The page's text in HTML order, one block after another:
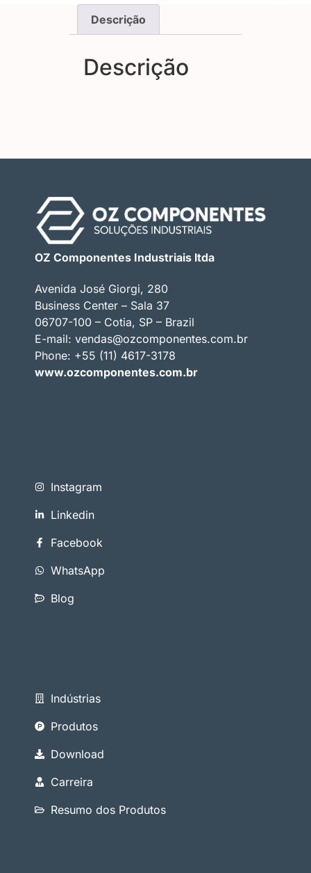
Descrição
Descrição
OZ Componentes Industriais ltda
Avenida José Giorgi, 280
Business Center – Sala 37
06707-100 – Cotia, SP – Brazil
E-mail: vendas@ozcomponentes.com.br
Phone: +55 (11) 4617-3178
www.ozcomponentes.com.br
Instagram
Linkedin
Facebook
WhatsApp
Blog
Indústrias
Produtos
Download
Carreira
Resumo dos Produtos